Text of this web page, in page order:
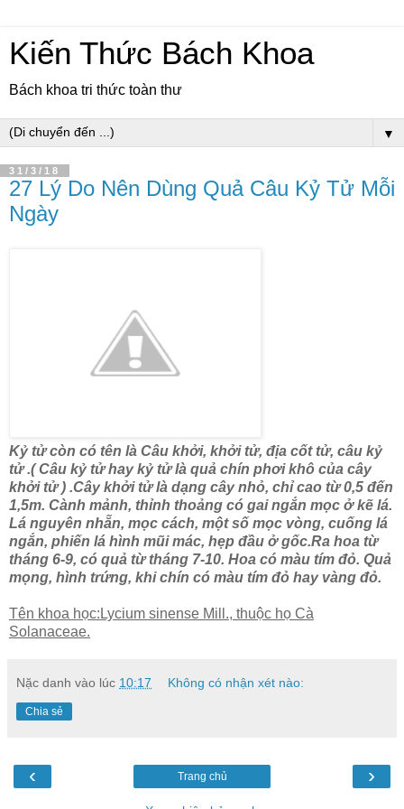
Kiến Thức Bách Khoa
Bách khoa tri thức toàn thư
▼
31/3/18
27 Lý Do Nên Dùng Quả Câu Kỷ Tử Mỗi
Ngày
Kỷ tử còn có tên là Câu khởi, khởi tử, địa cốt tử, câu kỷ
tử .( Câu kỷ tử hay kỷ tử là quả chín phơi khô của cây
khởi tử ) .Cây khởi tử là dạng cây nhỏ, chỉ cao từ 0,5 đến
1,5m. Cành mảnh, thỉnh thoảng có gai ngắn mọc ở kẽ lá.
Lá nguyên nhẵn, mọc cách, một số mọc vòng, cuống lá
ngắn, phiến lá hình mũi mác, hẹp đầu ở gốc.Ra hoa từ
tháng 6-9, có quả từ tháng 7-10. Hoa có màu tím đỏ. Quả
mọng, hình trứng, khi chín có màu tím đỏ hay vàng đỏ.
Tên khoa học:Lycium sinense Mill., thuộc họ Cà
Solanaceae.
Nặc danh vào lúc 10:17 Không có nhận xét nào:
Chia sẻ
‹ ›
Trang chủ